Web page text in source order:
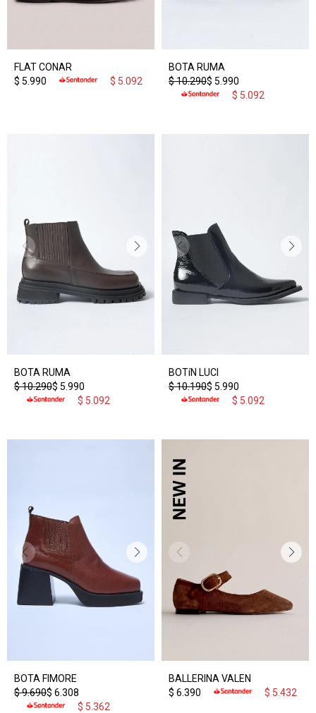
FLAT CONAR
$ 5.990 $ 5.092
BOTA RUMA
$ 5.990
$10.290
$ 5.092
BOTA RUMA
$ 5.990
$10.290
$ 5.092
BOTíN LUCI
$ 5.990
$10.190
$ 5.092
BOTA FIMORE
$ 6.308
$9.690
$ 5.362
BALLERINA VALEN
$ 6.390 $ 5.432